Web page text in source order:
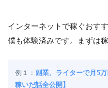
インターネットで稼ぐおす
僕も体験済みです。まずは
例１： 副業、ライターで月5